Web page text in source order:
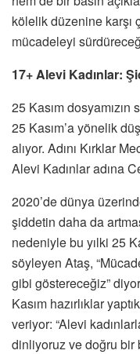
kölelik düzenine karşı
mücadeleyi
17+ Alevi Kadınlar:
25 Kasım dosyamızın
25 Kasım’a yönelik
alıyor. Adını Kırklar
Alevi Kadınlar adına
2020’de dünya
şiddetin daha da
nedeniyle bu yılki 25
söyleyen Ataş,
gibi göstereceğiz”
Kasım hazırlıklar
veriyor: “Alevi
dinliyoruz ve doğru bir